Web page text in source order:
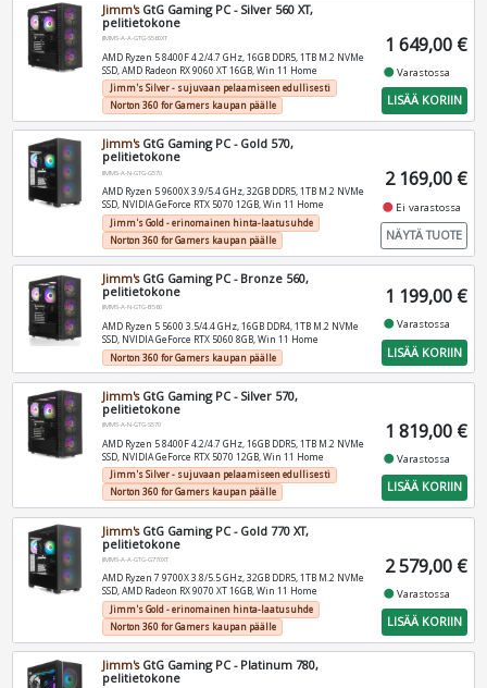
Jimm'sGtG Gaming PC - Silver 560 XT,
pelitietokone
JIMMS-A-A-GTG-S560XT
AMD Ryzen 5 8400F 4.2/4.7 GHz, 16GB DDR5, 1TB M.2 NVMe
SSD, AMD Radeon RX 9060 XT 16GB, Win 11 Home
Jimm's Silver - sujuvaan pelaamiseen edullisesti
Norton 360 for Gamers kaupan päälle
1 649,00 €
fiber_manual_recordVarastossa
LISÄÄ KORIIN
Jimm'sGtG Gaming PC - Gold 570,
pelitietokone
JIMMS-A-N-GTG-G570
AMD Ryzen 5 9600X 3.9/5.4 GHz, 32GB DDR5, 1TB M.2 NVMe
SSD, NVIDIA GeForce RTX 5070 12GB, Win 11 Home
Jimm's Gold - erinomainen hinta-laatusuhde
Norton 360 for Gamers kaupan päälle
2 169,00 €
fiber_manual_record Ei varastossa
NÄYTÄ TUOTE
Jimm'sGtG Gaming PC - Bronze 560,
pelitietokone
JIMMS-A-N-GTG-B560
AMD Ryzen 5 5600 3.5/4.4 GHz, 16GB DDR4, 1TB M.2 NVMe
SSD, NVIDIA GeForce RTX 5060 8GB, Win 11 Home
Norton 360 for Gamers kaupan päälle
1 199,00 €
fiber_manual_recordVarastossa
LISÄÄ KORIIN
Jimm'sGtG Gaming PC - Silver 570,
pelitietokone
JIMMS-A-N-GTG-S570
AMD Ryzen 5 8400F 4.2/4.7 GHz, 16GB DDR5, 1TB M.2 NVMe
SSD, NVIDIA GeForce RTX 5070 12GB, Win 11 Home
Jimm's Silver - sujuvaan pelaamiseen edullisesti
Norton 360 for Gamers kaupan päälle
1 819,00 €
fiber_manual_recordVarastossa
LISÄÄ KORIIN
Jimm'sGtG Gaming PC - Gold 770 XT,
pelitietokone
JIMMS-A-A-GTG-G770XT
AMD Ryzen 7 9700X 3.8/5.5 GHz, 32GB DDR5, 1TB M.2 NVMe
SSD, AMD Radeon RX 9070 XT 16GB, Win 11 Home
Jimm's Gold - erinomainen hinta-laatusuhde
Norton 360 for Gamers kaupan päälle
2 579,00 €
fiber_manual_recordVarastossa
LISÄÄ KORIIN
Jimm'sGtG Gaming PC - Platinum 780,
pelitietokone